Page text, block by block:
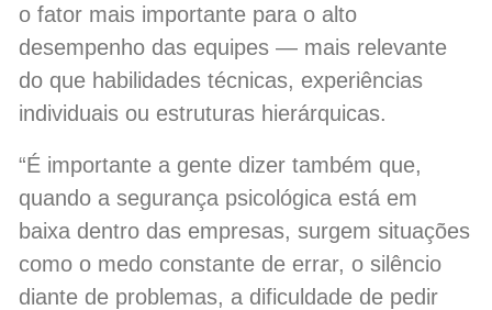
o fator mais importante para o alto
desempenho das equipes — mais relevante
do que habilidades técnicas, experiências
individuais ou estruturas hierárquicas.
“É importante a gente dizer também que,
quando a segurança psicológica está em
baixa dentro das empresas, surgem situações
como o medo constante de errar, o silêncio
diante de problemas, a dificuldade de pedir